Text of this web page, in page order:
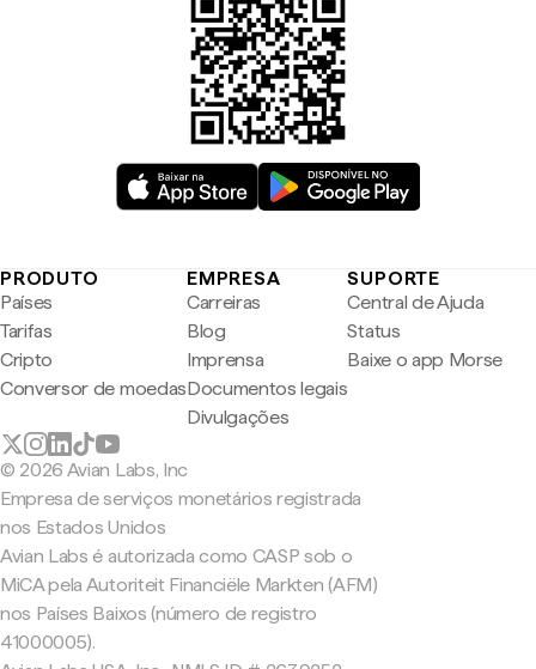
PRODUTO
Países
Tarifas
Cripto
Conversor de moedas
EMPRESA
Carreiras
Blog
Imprensa
Documentos legais
Divulgações
SUPORTE
Central de Ajuda
Status
Baixe o app Morse
© 2026 Avian Labs, Inc
Empresa de serviços monetários registrada
nos Estados Unidos
Avian Labs é autorizada como CASP sob o
MiCA pela Autoriteit Financiële Markten (AFM)
nos Países Baixos (número de registro
41000005).